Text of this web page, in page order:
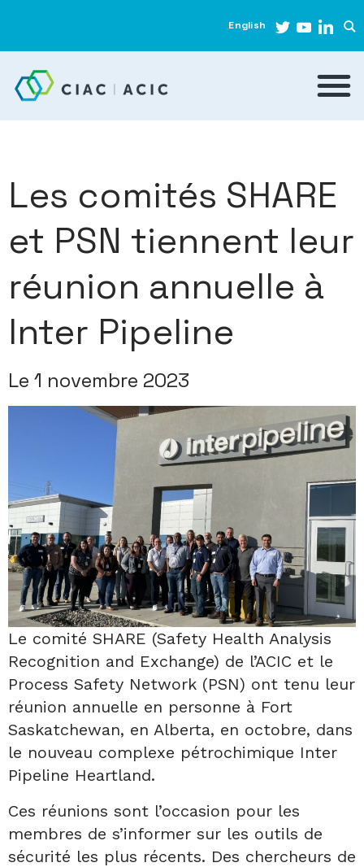
English
Les comités SHARE
et PSN tiennent leur
réunion annuelle à
Inter Pipeline
Le 1 novembre 2023
Le comité SHARE (Safety Health Analysis
Recognition and Exchange) de l’ACIC et le
Process Safety Network (PSN) ont tenu leur
réunion annuelle en personne à Fort
Saskatchewan, en Alberta, en octobre, dans
le nouveau complexe pétrochimique Inter
Pipeline Heartland.
Ces réunions sont l’occasion pour les
membres de s’informer sur les outils de
sécurité les plus récents. Des chercheurs de